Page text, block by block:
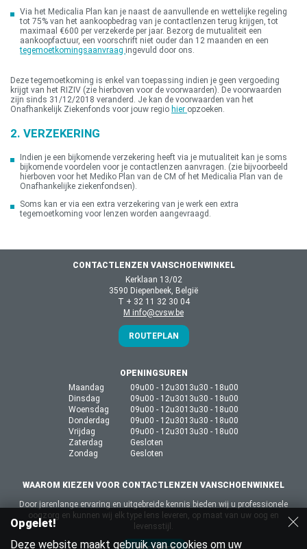
Via het Medicalia Plan kan je naast de aanvullende en wettelijke regeling
tot 75% van het aankoopbedrag van je contactlenzen terug krijgen, tot
maximaal €600 per verzekerde per jaar. Bezorg de mutualiteit een
aankoopfactuur, een voorschrift niet ouder dan 12 maanden en een
tegemoetkomingsaanvraag ingevuld door ons.
Deze tegemoetkoming is enkel van toepassing indien je geen vergoeding
krijgt van het RIZIV (zie hierboven voor de voorwaarden). De voorwaarden
zijn sinds 31/12/2018 veranderd. Je kan de voorwaarden van het
Onafhankelijk Ziekenfonds voor jouw regio hier opzoeken.
2. VERZEKERING
Indien je een bijkomende verzekering heeft via je mutualiteit kan je soms
bijkomende voordelen voor je contactlenzen aanvragen. (zie bijvoorbeeld
hierboven voor het Mediko Plan van de CM of het Medicalia Plan van de
Onafhankelijke ziekenfondsen).
Soms kan er via een extra verzekering van je werk een extra
tegemoetkoming voor lenzen worden aangevraagd.
CONTACTLENZEN VANSCHOENWINKEL
Kerklaan 13/02
3590 Diepenbeek, België
T + 32 11 32 30 04
M info@cvsw.be
ROUTEPLAN
OPENINGSUREN
Maandag
Dinsdag
Woensdag
Donderdag
Vrijdag
Zaterdag
Zondag
09u00 - 12u30
09u00 - 12u30
09u00 - 12u30
09u00 - 12u30
09u00 - 12u30
Gesloten
Gesloten
13u30 - 18u00
13u30 - 18u00
13u30 - 18u00
13u30 - 18u00
13u30 - 18u00
WAAROM KIEZEN VOOR CONTACTLENZEN VANSCHOENWINKEL
Door jarenlange ervaring en uitgebreide kennis bieden wij u professionele
oogzorg en kunnen wij elk type lens leveren, op maat van uw oog en
levensstijl.
Opgelet!
Deze website maakt gebruik van cookies om uw